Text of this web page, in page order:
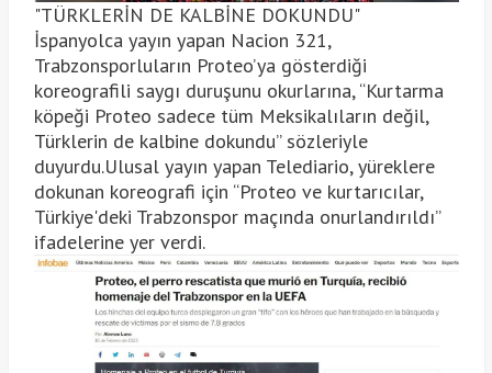
"TÜRKLERİN DE KALBİNE DOKUNDU"
İspanyolca yayın yapan Nacion 321,
Trabzonsporluların Proteo’ya gösterdiği
koreografili saygı duruşunu okurlarına, “Kurtarma
köpeği Proteo sadece tüm Meksikalıların değil,
Türklerin de kalbine dokundu” sözleriyle
duyurdu.Ulusal yayın yapan Telediario, yüreklere
dokunan koreografi için “Proteo ve kurtarıcılar,
Türkiye'deki Trabzonspor maçında onurlandırıldı”
ifadelerine yer verdi.